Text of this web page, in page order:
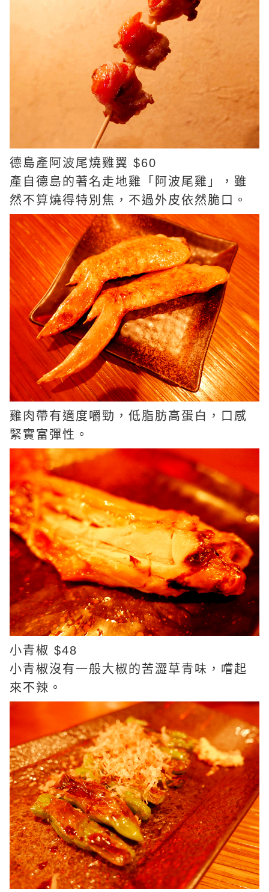
德島產阿波尾燒雞翼 $60
產自德島的著名走地雞「阿波尾雞」，雖
然不算燒得特別焦，不過外皮依然脆口。
雞肉帶有適度嚼勁，低脂肪高蛋白，口感
緊實富彈性。
小青椒 $48
小青椒沒有一般大椒的苦澀草青味，嚐起
來不辣。